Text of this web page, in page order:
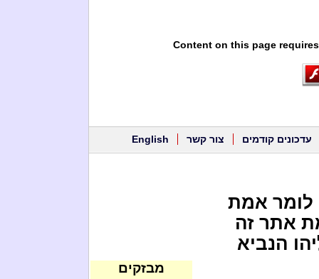
Content on this page
עדכונים קודמים צור קשר English
לומר אמת
אתר זה
הנביא
מבזקים